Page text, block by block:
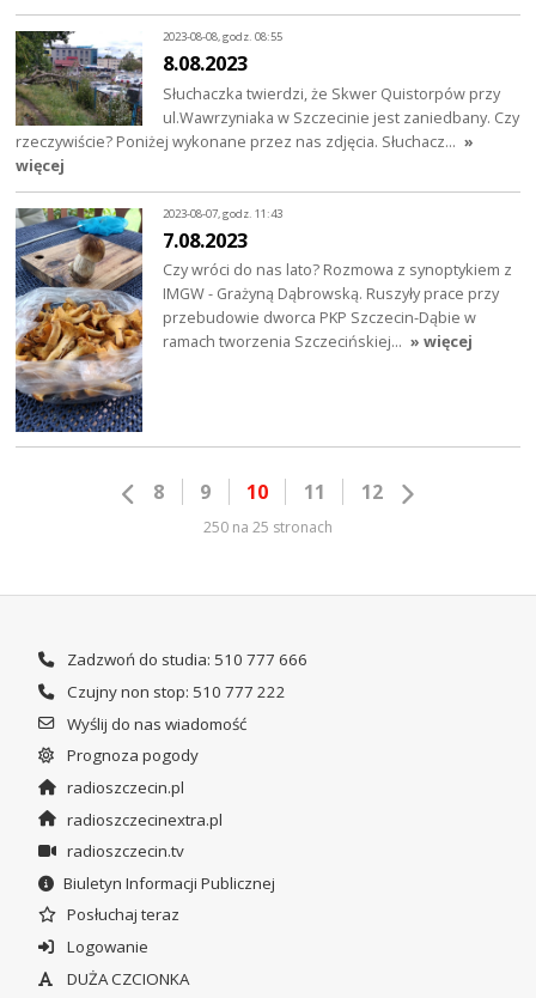
2023-08-08, godz. 08:55
8.08.2023
Słuchaczka twierdzi, że Skwer Quistorpów przy
ul.Wawrzyniaka w Szczecinie jest zaniedbany. Czy
rzeczywiście? Poniżej wykonane przez nas zdjęcia. Słuchacz… »
więcej
2023-08-07, godz. 11:43
7.08.2023
Czy wróci do nas lato? Rozmowa z synoptykiem z
IMGW - Grażyną Dąbrowską. Ruszyły prace przy
przebudowie dworca PKP Szczecin-Dąbie w
ramach tworzenia Szczecińskiej… » więcej
8 9 10 11 12
250 na 25 stronach
Zadzwoń do studia: 510 777 666
Czujny non stop: 510 777 222
Wyślij do nas wiadomość
Prognoza pogody
radioszczecin.pl
radioszczecinextra.pl
radioszczecin.tv
Biuletyn Informacji Publicznej
Posłuchaj teraz
Logowanie
DUŻA CZCIONKA